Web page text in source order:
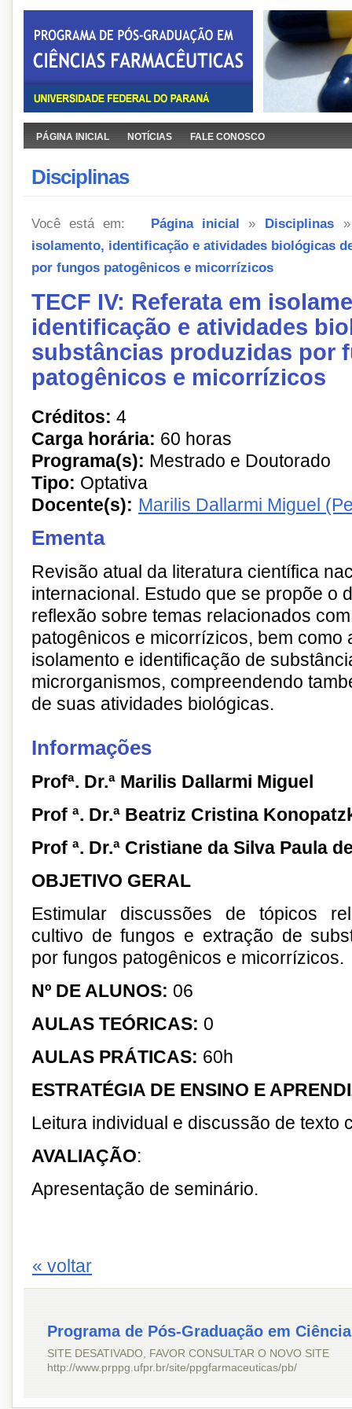
PÁGINA INICIAL NOTÍCIAS FALE CONOSCO
Disciplinas
Você está em: Página inicial » Disciplinas
isolamento, identificação e atividades biológicas
por fungos patogênicos e micorrízicos
TECF IV: Referata em
identificação e atividades
substâncias produzidas por
patogênicos e micorrízicos
Créditos: 4
Carga horária: 60 horas
Programa(s): Mestrado e Doutorado
Tipo: Optativa
Docente(s): Marilis Dallarmi Miguel
Ementa
Revisão atual da literatura científica
internacional. Estudo que se propõe o
reflexão sobre temas relacionados
patogênicos e micorrízicos, bem como
isolamento e identificação de
microrganismos, compreendendo
de suas atividades biológicas.
Informações
Profª. Dr.ª Marilis Dallarmi Miguel
Prof ª. Dr.ª Beatriz Cristina
Prof ª. Dr.ª Cristiane da Silva Paula
OBJETIVO GERAL
Estimular discussões de tópicos
cultivo de fungos e extração de
por fungos patogênicos e micorrízicos.
Nº DE ALUNOS: 06
AULAS TEÓRICAS: 0
AULAS PRÁTICAS: 60h
ESTRATÉGIA DE ENSINO E
Leitura individual e discussão de texto
AVALIAÇÃO:
Apresentação de seminário.
« voltar
Programa de Pós-Graduação em
SITE DESATIVADO, FAVOR CONSULTAR O NOVO SITE
http://www.prppg.ufpr.br/site/ppgfarmaceuticas/pb/